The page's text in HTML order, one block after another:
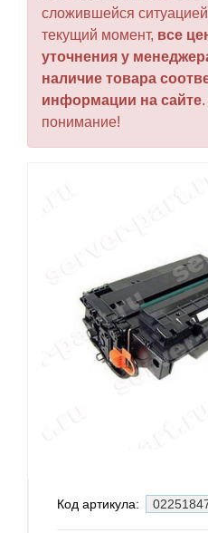
сложившейся
текущий момент, все
уточнения у
наличие товара
информации на сайте
понимание!
Код артикула: